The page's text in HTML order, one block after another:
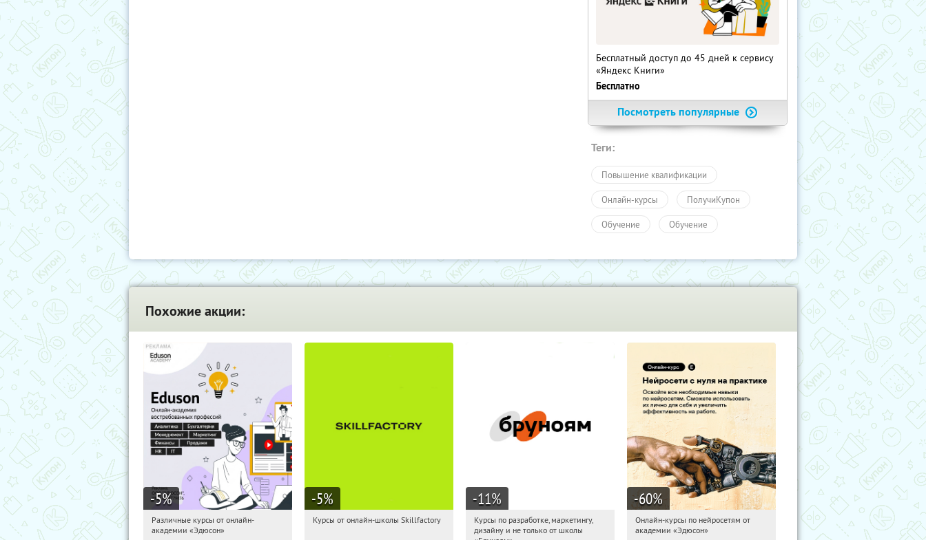
Бесплатный доступ до 45 дней к сервису
«Яндекс Книги»
Бесплатно
Посмотреть популярные
Теги:
Повышение квалификации
Онлайн-курсы ПолучиКупон
Обучение Обучение
Похожие акции:
-5%
01:15:46 Получили:
Различные курсы от онлайн-
академии «Эдюсон»
-5%
01:15:46
Получи первым!
Курсы от онлайн-школы Skillfactory
-11%
01:15:46
Получи первым!
Курсы по разработке, маркетингу,
дизайну и не только от школы
-60%
01:15:46 Получили:
Онлайн-курсы по нейросетям от
академии «Эдюсон»